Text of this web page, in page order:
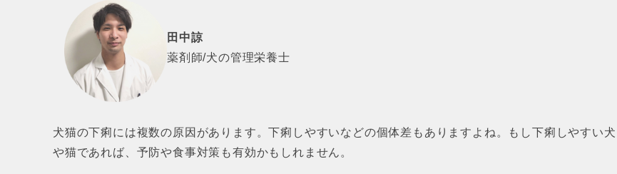
田中諒
薬剤師/犬の管理栄養士
犬猫の下痢には複数の原因があります。下痢しやすいなどの個体差もありますよね。もし下痢しやすい犬
や猫であれば、予防や食事対策も有効かもしれません。